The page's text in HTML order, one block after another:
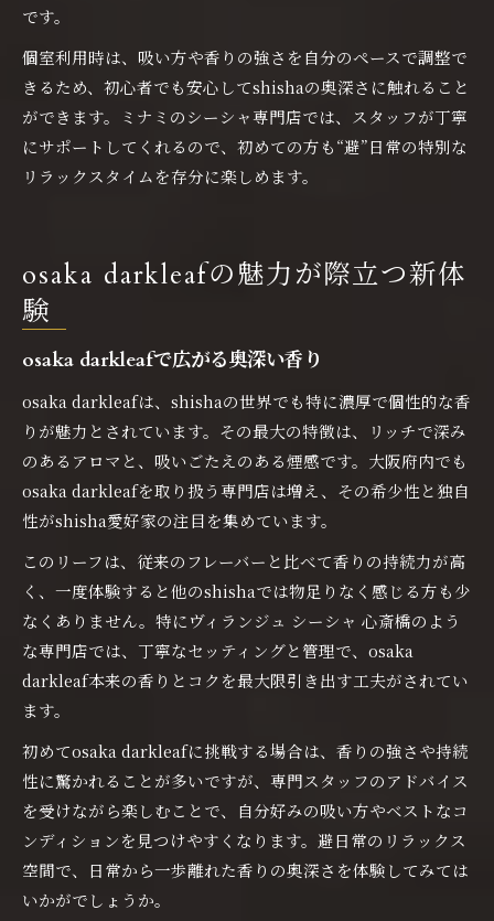
です。
個室利用時は、吸い方や香りの強さを自分のペースで調整で
きるため、初心者でも安心してshishaの奥深さに触れること
ができます。ミナミのシーシャ専門店では、スタッフが丁寧
にサポートしてくれるので、初めての方も“避”日常の特別な
リラックスタイムを存分に楽しめます。
osaka darkleafの魅力が際立つ新体
験
osaka darkleafで広がる奥深い香り
osaka darkleafは、shishaの世界でも特に濃厚で個性的な香
りが魅力とされています。その最大の特徴は、リッチで深み
のあるアロマと、吸いごたえのある煙感です。大阪府内でも
osaka darkleafを取り扱う専門店は増え、その希少性と独自
性がshisha愛好家の注目を集めています。
このリーフは、従来のフレーバーと比べて香りの持続力が高
く、一度体験すると他のshishaでは物足りなく感じる方も少
なくありません。特にヴィランジュ シーシャ 心斎橋のよう
な専門店では、丁寧なセッティングと管理で、osaka
darkleaf本来の香りとコクを最大限引き出す工夫がされてい
ます。
初めてosaka darkleafに挑戦する場合は、香りの強さや持続
性に驚かれることが多いですが、専門スタッフのアドバイス
を受けながら楽しむことで、自分好みの吸い方やベストなコ
ンディションを見つけやすくなります。避日常のリラックス
空間で、日常から一歩離れた香りの奥深さを体験してみては
いかがでしょうか。